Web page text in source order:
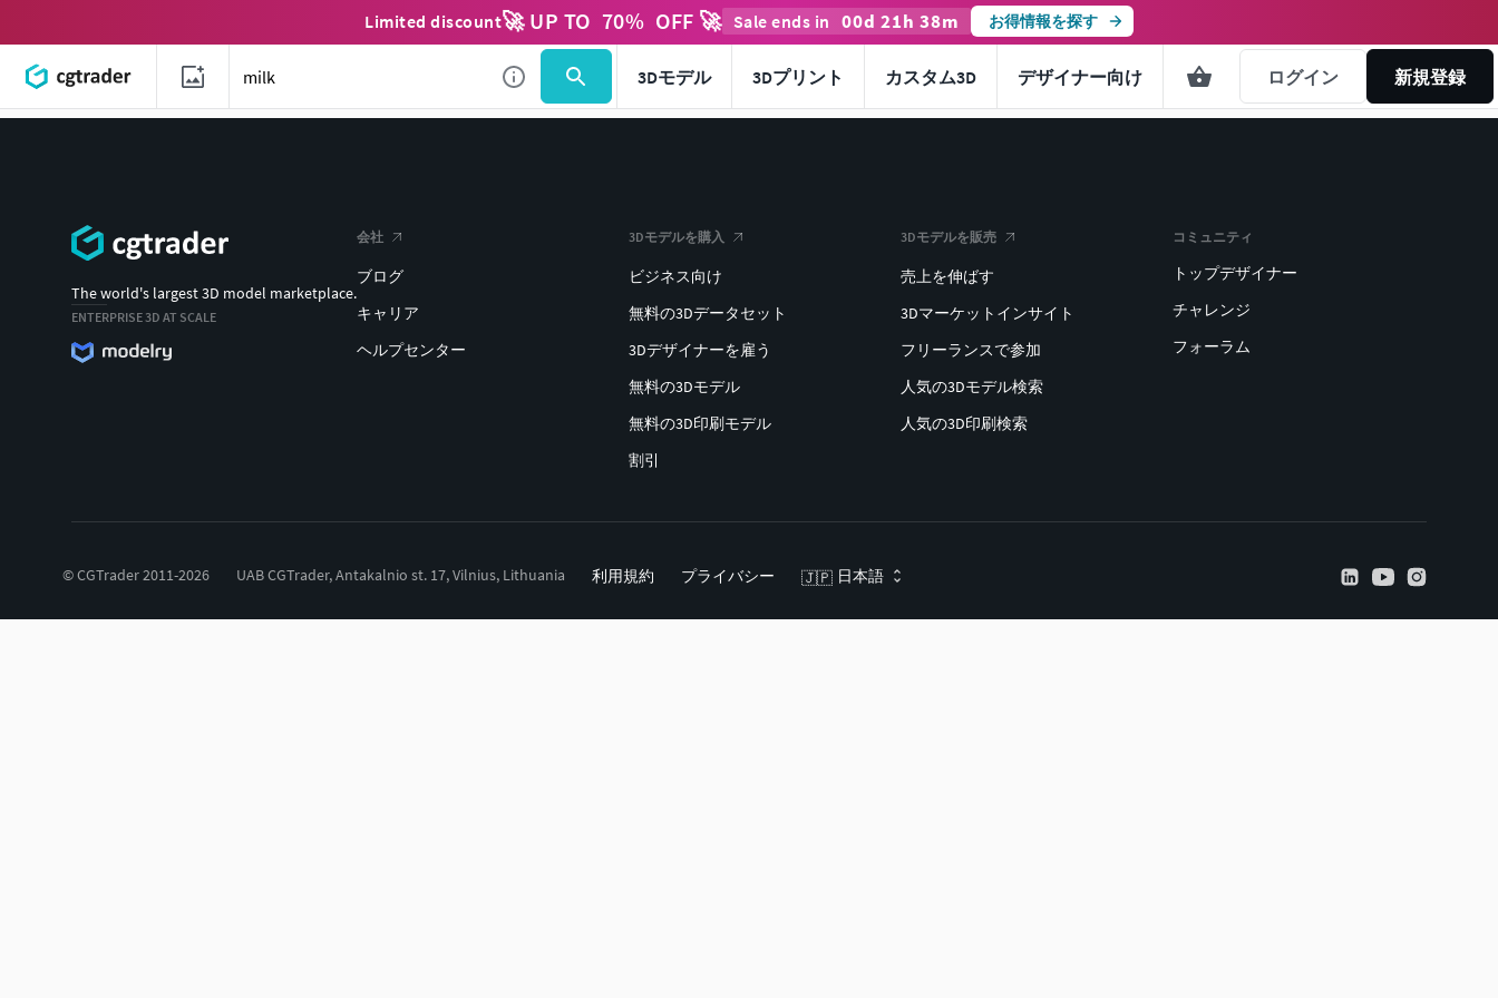
Limited discount🚀 UP TO 70% OFF 🚀 Sale ends in 00d 21h 38m お得情報を探す
3Dモデル 3Dプリント カスタム3D デザイナー向け ログイン 新規登録
The world's largest 3D model marketplace.
ENTERPRISE 3D AT SCALE
会社
ブログ
キャリア
ヘルプセンター
3Dモデルを購入
ビジネス向け
無料の3Dデータセット
3Dデザイナーを雇う
無料の3Dモデル
無料の3D印刷モデル
割引
3Dモデルを販売
売上を伸ばす
3Dマーケットインサイト
フリーランスで参加
人気の3Dモデル検索
人気の3D印刷検索
コミュニティ
トップデザイナー
チャレンジ
フォーラム
© CGTrader 2011-2026 UAB CGTrader, Antakalnio st. 17, Vilnius, Lithuania 利用規約 プライバシー 🇯🇵 日本語